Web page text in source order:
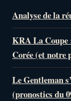
Analyse de la
KRA La Coupe
Corée (et notre
Le Gentleman
(pronostics du